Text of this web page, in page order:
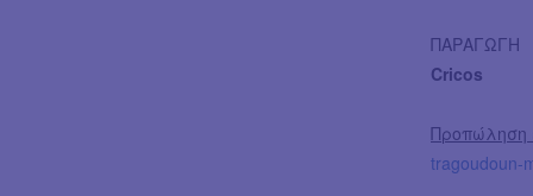
ΠΑΡΑΓΩΓΗ
Cricos
Προπώληση
tragoudoun-